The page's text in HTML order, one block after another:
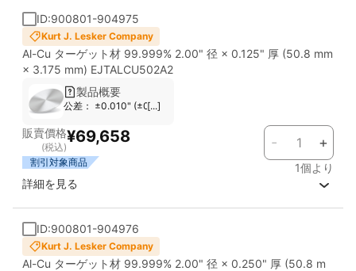
ID:900801-904975
Kurt J. Lesker Company
Al-Cu ターゲット材 99.999% 2.00" 径 × 0.125" 厚 (50.8 mm
× 3.175 mm) EJTALCU502A2
製品概要
公差： ±0.010" (±0.254 mm) 対応スパッタガン： Most Standard
[...]
販賣價格
(税込)
¥69,658
割引対象商品
- +
1個より
詳細を見る
ID:900801-904976
Kurt J. Lesker Company
Al-Cu ターゲット材 99.999% 2.00" 径 × 0.250" 厚 (50.8 m